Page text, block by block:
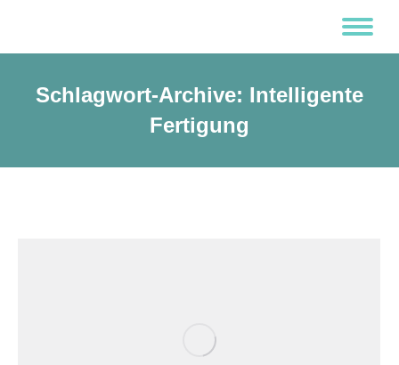
Schlagwort-Archive: Intelligente
Fertigung